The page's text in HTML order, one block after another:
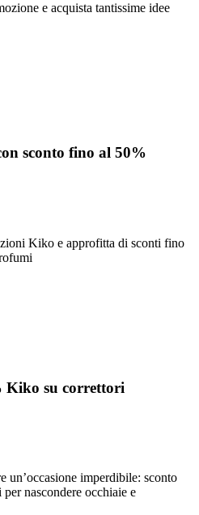
e acquista tantissime idee
sconto fino al 50%
Kiko e approfitta di sconti fino
Kiko su correttori
un’occasione imperdibile: sconto
nascondere occhiaie e